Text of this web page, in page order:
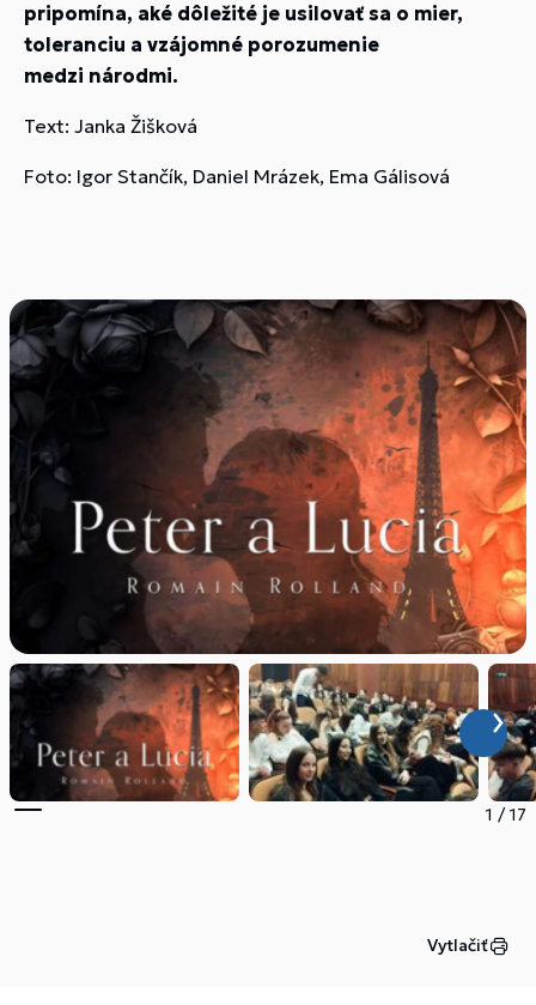
pripomína, aké dôležité je usilovať sa o mier,
toleranciu a vzájomné porozumenie
medzi národmi.
Text: Janka Žišková
Foto: Igor Stančík, Daniel Mrázek, Ema Gálisová
1 /17
Vytlačiť